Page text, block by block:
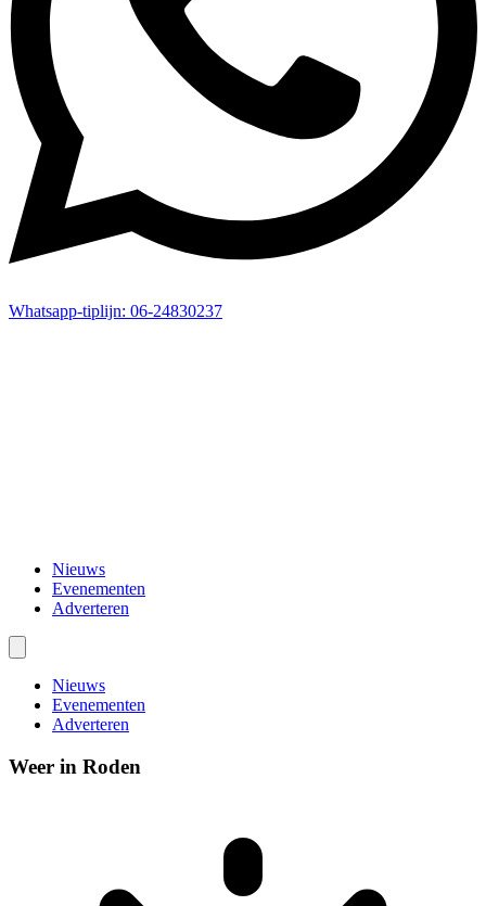
Whatsapp-tiplijn: 06-24830237
Nieuws
Evenementen
Adverteren
Nieuws
Evenementen
Adverteren
Weer in Roden